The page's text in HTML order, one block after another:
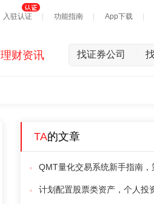
入驻认证 功能指南 App下载
理财资讯 找证券公司
TA的文章